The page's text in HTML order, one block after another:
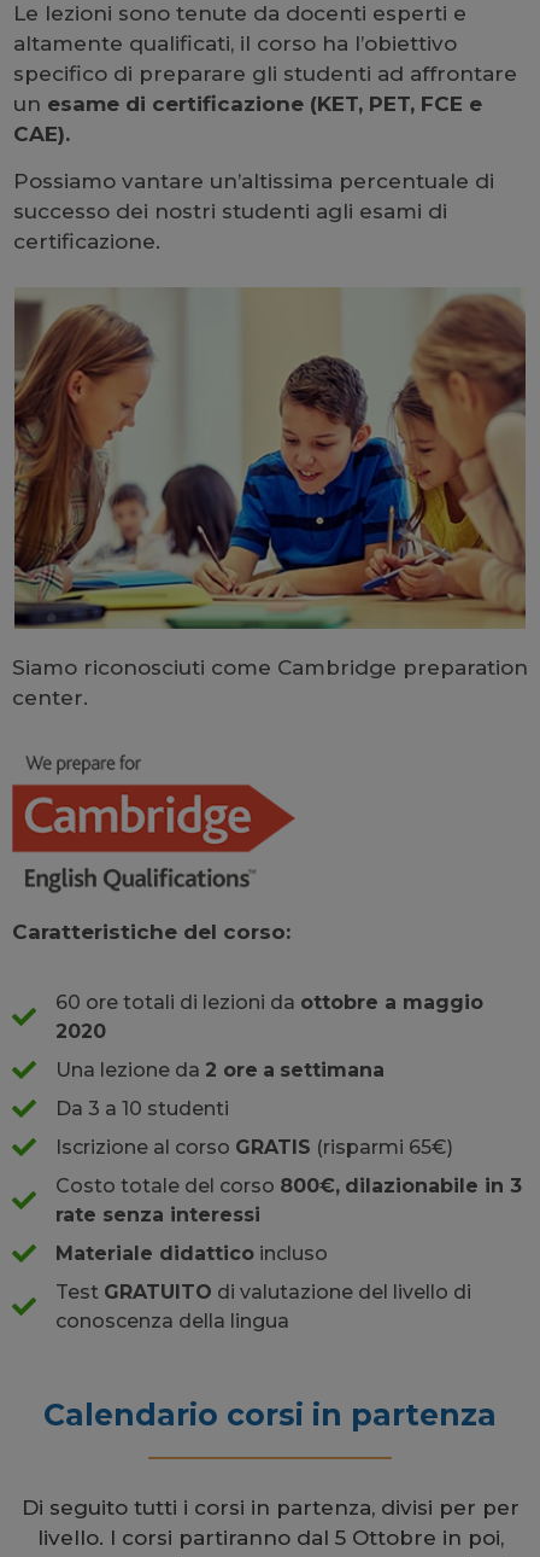
Le lezioni sono tenute da docenti esperti e
altamente qualificati, il corso ha l’obiettivo
specifico di preparare gli studenti ad affrontare
un esame di certificazione (KET, PET, FCE e
CAE).
Possiamo vantare un’altissima percentuale di
successo dei nostri studenti agli esami di
certificazione.
Siamo riconosciuti come Cambridge preparation
center.
Caratteristiche del corso:
60 ore totali di lezioni da ottobre a maggio
2020
Una lezione da 2 ore a settimana
Da 3 a 10 studenti
Iscrizione al corso GRATIS (risparmi 65€)
Costo totale del corso 800€, dilazionabile in 3
rate senza interessi
Materiale didattico incluso
Test GRATUITO di valutazione del livello di
conoscenza della lingua
Calendario corsi in partenza
Di seguito tutti i corsi in partenza, divisi per per
livello. I corsi partiranno dal 5 Ottobre in poi,